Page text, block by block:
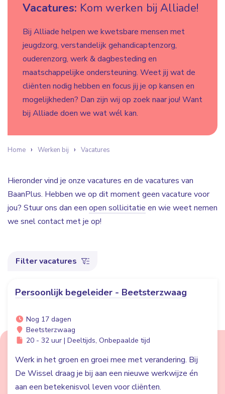
Vacatures: Kom werken bij Alliade!
Bij Alliade helpen we kwetsbare mensen met
jeugdzorg, verstandelijk gehandicaptenzorg,
ouderenzorg, werk & dagbesteding en
maatschappelijke ondersteuning. Weet jij wat de
cliënten nodig hebben en focus jij je op kansen en
mogelijkheden? Dan zijn wij op zoek naar jou! Want
bij Alliade doen we wat wél kan.
Home Werken bij Vacatures
Hieronder vind je onze vacatures en de vacatures van
BaanPlus. Hebben we op dit moment geen vacature voor
jou? Stuur ons dan een open sollicitatie en wie weet nemen
we snel contact met je op!
Filter vacatures
Persoonlijk begeleider - Beetsterzwaag
Nog 17 dagen
Beetsterzwaag
20 - 32 uur | Deeltijds, Onbepaalde tijd
Werk in het groen en groei mee met verandering. Bij
De Wissel draag je bij aan een nieuwe werkwijze én
aan een betekenisvol leven voor cliënten.